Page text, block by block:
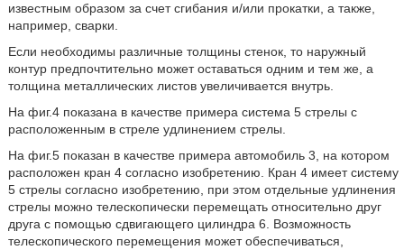
известным образом за счет сгибания и/или прокатки, а также,
например, сварки.
Если необходимы различные толщины стенок, то наружный
контур предпочтительно может оставаться одним и тем же, а
толщина металлических листов увеличивается внутрь.
На фиг.4 показана в качестве примера система 5 стрелы с
расположенным в стреле удлинением стрелы.
На фиг.5 показан в качестве примера автомобиль 3, на котором
расположен кран 4 согласно изобретению. Кран 4 имеет систему
5 стрелы согласно изобретению, при этом отдельные удлинения
стрелы можно телескопически перемещать относительно друг
друга с помощью сдвигающего цилиндра 6. Возможность
телескопического перемещения может обеспечиваться,